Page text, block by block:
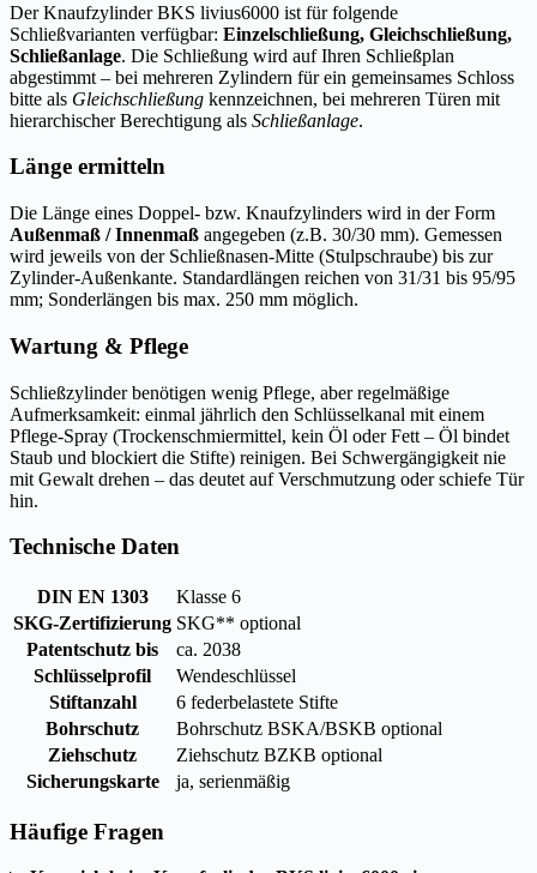
Der Knaufzylinder BKS livius6000 ist für folgende
Schließvarianten verfügbar: Einzelschließung, Gleichschließung,
Schließanlage. Die Schließung wird auf Ihren Schließplan
abgestimmt – bei mehreren Zylindern für ein gemeinsames Schloss
bitte als Gleichschließung kennzeichnen, bei mehreren Türen mit
hierarchischer Berechtigung als Schließanlage.
Länge ermitteln
Die Länge eines Doppel- bzw. Knaufzylinders wird in der Form
Außenmaß / Innenmaß angegeben (z.B. 30/30 mm). Gemessen
wird jeweils von der Schließnasen-Mitte (Stulpschraube) bis zur
Zylinder-Außenkante. Standardlängen reichen von 31/31 bis 95/95
mm; Sonderlängen bis max. 250 mm möglich.
Wartung & Pflege
Schließzylinder benötigen wenig Pflege, aber regelmäßige
Aufmerksamkeit: einmal jährlich den Schlüsselkanal mit einem
Pflege-Spray (Trockenschmiermittel, kein Öl oder Fett – Öl bindet
Staub und blockiert die Stifte) reinigen. Bei Schwergängigkeit nie
mit Gewalt drehen – das deutet auf Verschmutzung oder schiefe Tür
hin.
Technische Daten
DIN EN 1303
Klasse 6
SKG-Zertifizierung SKG** optional
Patentschutz bis
ca. 2038
Schlüsselprofil
Wendeschlüssel
Stiftanzahl
6 federbelastete Stifte
Bohrschutz
Bohrschutz BSKA/BSKB optional
Ziehschutz
Ziehschutz BZKB optional
Sicherungskarte
ja, serienmäßig
Häufige Fragen